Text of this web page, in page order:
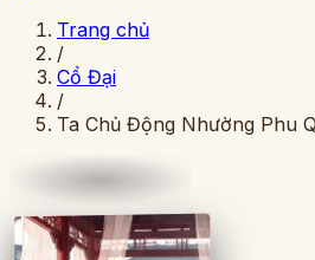
Trang chủ
/
Cổ Đại
/
Ta Chủ Động Nhường Phu